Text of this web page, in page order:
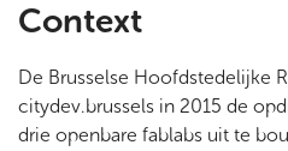
Context
De Brusselse Hoofdstedelijke
citydev.brussels in 2015 de
drie openbare fablabs uit te